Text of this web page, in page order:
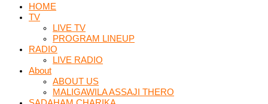
HOME
TV
LIVE TV
PROGRAM LINEUP
RADIO
LIVE RADIO
About
ABOUT US
MALIGAWILA ASSAJI THERO